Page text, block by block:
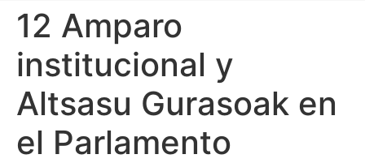
12 Amparo
institucional y
Altsasu Gurasoak en
el Parlamento